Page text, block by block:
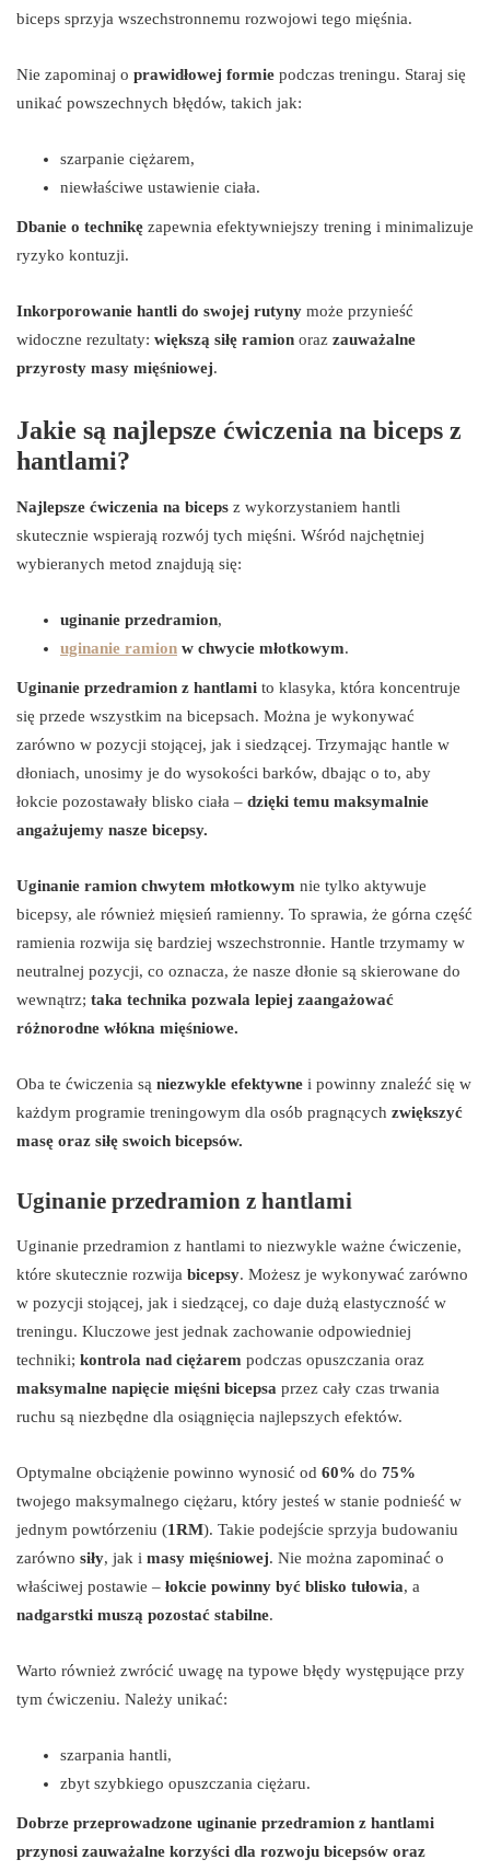
biceps sprzyja wszechstronnemu rozwojowi tego mięśnia.
Nie zapominaj o prawidłowej formie podczas treningu. Staraj się
unikać powszechnych błędów, takich jak:
szarpanie ciężarem,
niewłaściwe ustawienie ciała.
Dbanie o technikę zapewnia efektywniejszy trening i minimalizuje
ryzyko kontuzji.
Inkorporowanie hantli do swojej rutyny może przynieść
widoczne rezultaty: większą siłę ramion oraz zauważalne
przyrosty masy mięśniowej.
Jakie są najlepsze ćwiczenia na biceps z
hantlami?
Najlepsze ćwiczenia na biceps z wykorzystaniem hantli
skutecznie wspierają rozwój tych mięśni. Wśród najchętniej
wybieranych metod znajdują się:
uginanie przedramion,
uginanie ramion w chwycie młotkowym.
Uginanie przedramion z hantlami to klasyka, która koncentruje
się przede wszystkim na bicepsach. Można je wykonywać
zarówno w pozycji stojącej, jak i siedzącej. Trzymając hantle w
dłoniach, unosimy je do wysokości barków, dbając o to, aby
łokcie pozostawały blisko ciała – dzięki temu maksymalnie
angażujemy nasze bicepsy.
Uginanie ramion chwytem młotkowym nie tylko aktywuje
bicepsy, ale również mięsień ramienny. To sprawia, że górna część
ramienia rozwija się bardziej wszechstronnie. Hantle trzymamy w
neutralnej pozycji, co oznacza, że nasze dłonie są skierowane do
wewnątrz; taka technika pozwala lepiej zaangażować
różnorodne włókna mięśniowe.
Oba te ćwiczenia są niezwykle efektywne i powinny znaleźć się w
każdym programie treningowym dla osób pragnących zwiększyć
masę oraz siłę swoich bicepsów.
Uginanie przedramion z hantlami
Uginanie przedramion z hantlami to niezwykle ważne ćwiczenie,
które skutecznie rozwija bicepsy. Możesz je wykonywać zarówno
w pozycji stojącej, jak i siedzącej, co daje dużą elastyczność w
treningu. Kluczowe jest jednak zachowanie odpowiedniej
techniki; kontrola nad ciężarem podczas opuszczania oraz
maksymalne napięcie mięśni bicepsa przez cały czas trwania
ruchu są niezbędne dla osiągnięcia najlepszych efektów.
Optymalne obciążenie powinno wynosić od 60% do 75%
twojego maksymalnego ciężaru, który jesteś w stanie podnieść w
jednym powtórzeniu (1RM). Takie podejście sprzyja budowaniu
zarówno siły, jak i masy mięśniowej. Nie można zapominać o
właściwej postawie – łokcie powinny być blisko tułowia, a
nadgarstki muszą pozostać stabilne.
Warto również zwrócić uwagę na typowe błędy występujące przy
tym ćwiczeniu. Należy unikać:
szarpania hantli,
zbyt szybkiego opuszczania ciężaru.
Dobrze przeprowadzone uginanie przedramion z hantlami
przynosi zauważalne korzyści dla rozwoju bicepsów oraz